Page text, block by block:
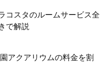
コスタのルームサービス全
で解説
アクアリウムの料金を割